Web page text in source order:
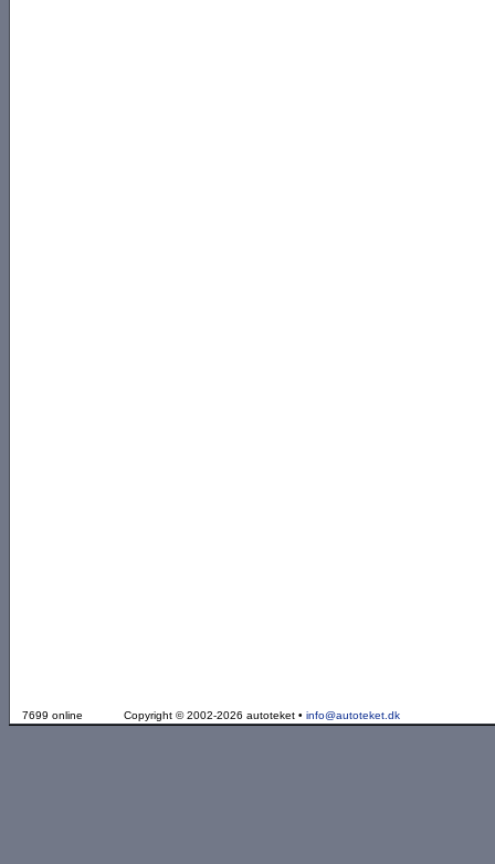
7699 online Copyright © 2002-2026 autoteket • info@autoteket.dk